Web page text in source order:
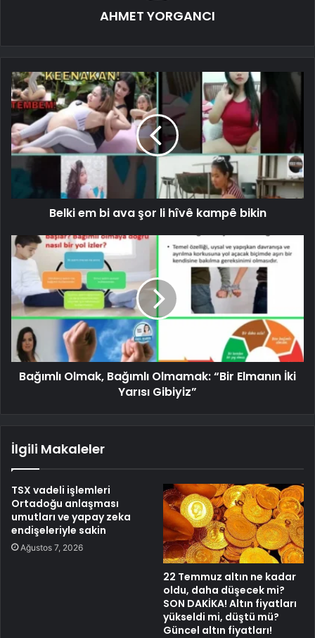
AHMET YORGANCI
Belki em bi ava şor li hîvê kampê bikin
Bağımlı Olmak, Bağımlı Olmamak: “Bir Elmanın İki
Yarısı Gibiyiz”
İlgili Makaleler
TSX vadeli işlemleri
Ortadoğu anlaşması
umutları ve yapay zeka
endişeleriyle sakin
Ağustos 7, 2026
22 Temmuz altın ne kadar
oldu, daha düşecek mi?
SON DAKİKA! Altın fiyatları
yükseldi mi, düştü mü?
Güncel altın fiyatları!